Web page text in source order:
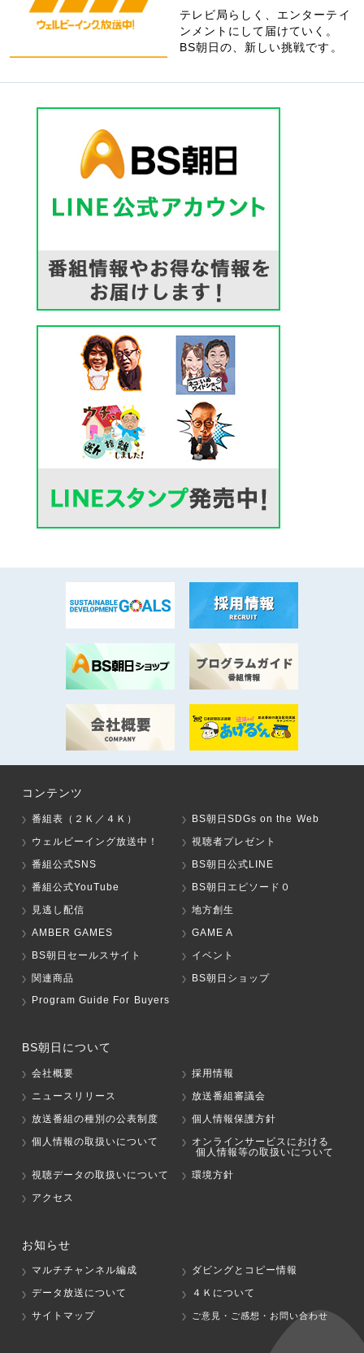
テレビ局らしく、エンターテイ
ンメントにして届けていく。
BS朝日の、新しい挑戦です。
コンテンツ
番組表（２Ｋ／４Ｋ）
BS朝日SDGs on the Web
ウェルビーイング放送中！
視聴者プレゼント
番組公式SNS
BS朝日公式LINE
番組公式YouTube
BS朝日エピソード０
見逃し配信
地方創生
AMBER GAMES
GAME A
BS朝日セールスサイト
イベント
関連商品
BS朝日ショップ
Program Guide For Buyers
BS朝日について
会社概要
採用情報
ニュースリリース
放送番組審議会
放送番組の種別の公表制度
個人情報保護方針
個人情報の取扱いについて
オンラインサービスにおける
個人情報等の取扱いについて
視聴データの取扱いについて
環境方針
アクセス
お知らせ
マルチチャンネル編成
ダビングとコピー情報
データ放送について
４Ｋについて
サイトマップ
ご意見・ご感想・お問い合わせ